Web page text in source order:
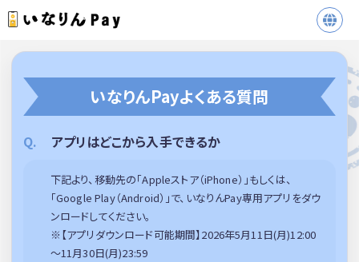
いなりんPayよくある質問
アプリはどこから入手できるか
下記より、移動先の「Appleストア（iPhone）」もしくは、
「Google Play（Android）」で、いなりんPay専用アプリをダウ
ンロードしてください。
※【アプリダウンロード可能期間】2026年5月11日(月)12:00
～11月30日(月)23:59